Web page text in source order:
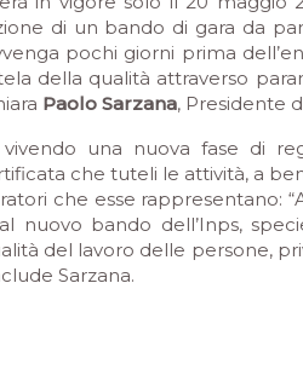
di un bando di gara da
pochi giorni prima
della qualità attraverso
Paolo Sarzana, Presidente
una nuova fase di
che tuteli le attività, a
che esse rappresentano:
nuovo bando dell’Inps,
del lavoro delle persone,
Sarzana.